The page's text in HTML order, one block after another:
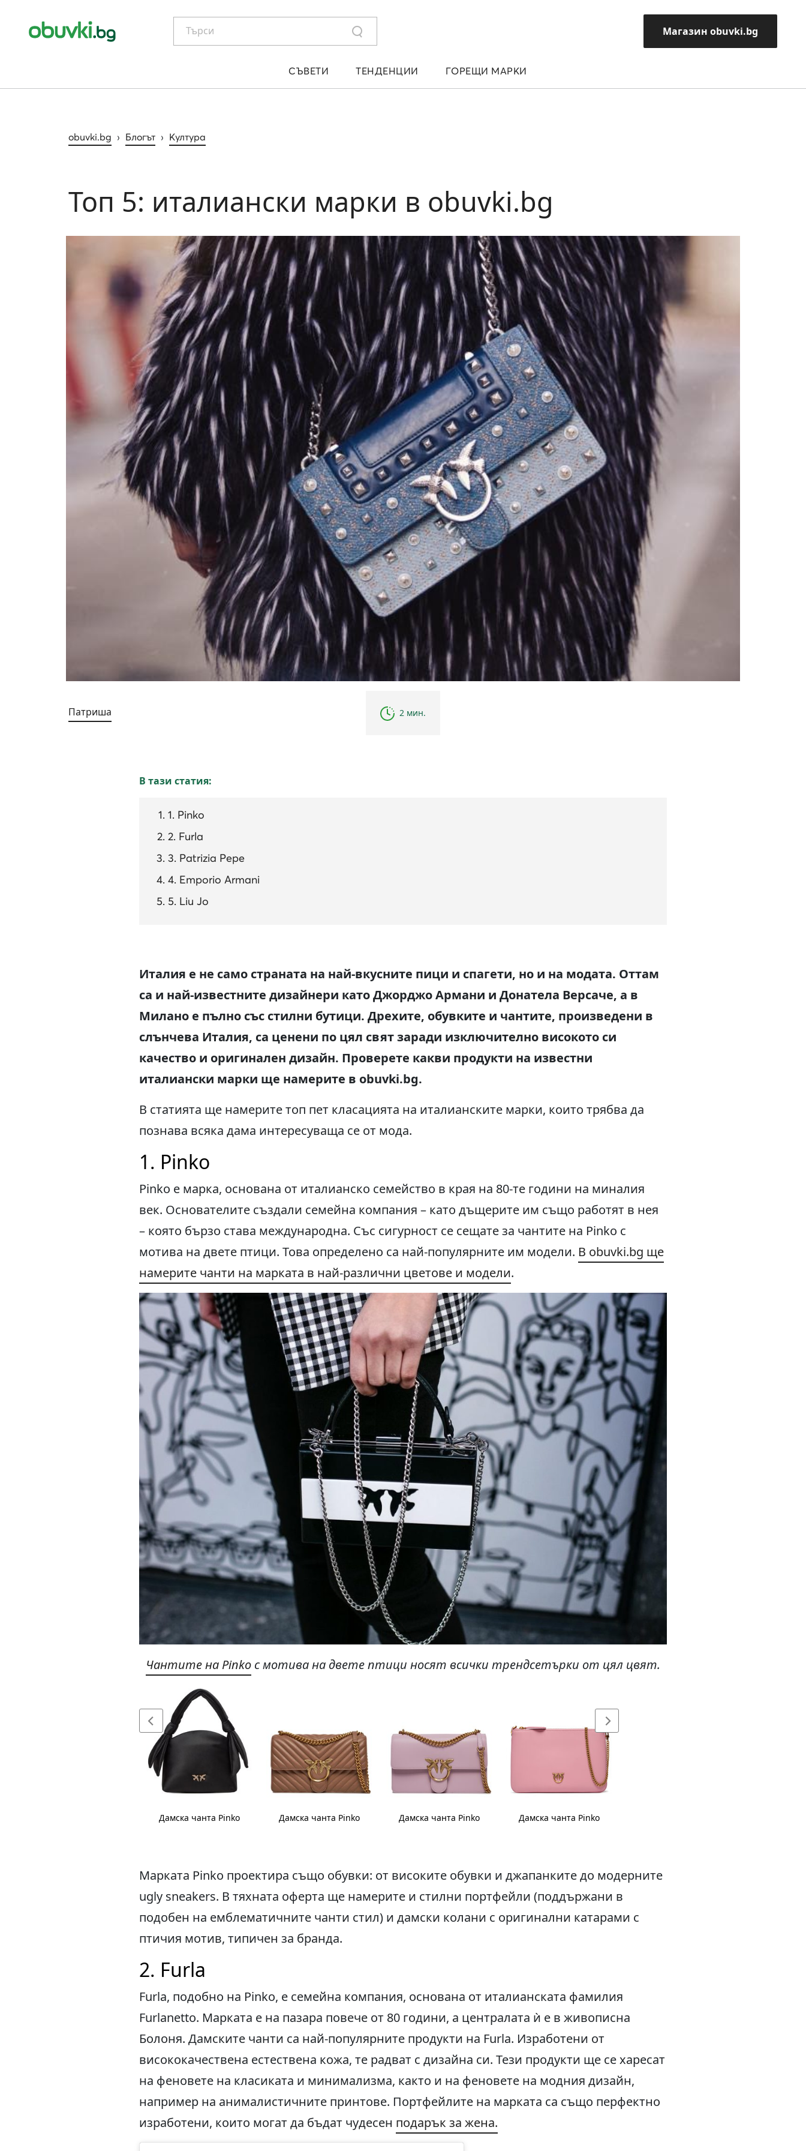
Търси Магазин obuvki.bg
СЪВЕТИ ТЕНДЕНЦИИ ГОРЕЩИ МАРКИ
obuvki.bg › Блогът › Култура
Топ 5: италиански марки в obuvki.bg
Патриша 2 мин.
В тази статия:
1. Pinko
2. Furla
3. Patrizia Pepe
4. Emporio Armani
5. Liu Jo
Италия е не само страната на най-вкусните пици и спагети, но и на модата. Оттам
са и най-известните дизайнери като Джорджо Армани и Донатела Версаче, а в
Милано е пълно със стилни бутици. Дрехите, обувките и чантите, произведени в
слънчева Италия, са ценени по цял свят заради изключително високото си
качество и оригинален дизайн. Проверете какви продукти на известни
италиански марки ще намерите в obuvki.bg.
В статията ще намерите топ пет класацията на италианските марки, които трябва да
познава всяка дама интересуваща се от мода.
1. Pinko
Pinko е марка, основана от италианско семейство в края на 80-те години на миналия
век. Основателите създали семейна компания – като дъщерите им също работят в нея
– която бързо става международна. Със сигурност се сещате за чантите на Pinko с
мотива на двете птици. Това определено са най-популярните им модели. В obuvki.bg ще
намерите чанти на марката в най-различни цветове и модели.
Чантите на Pinko с мотива на двете птици носят всички трендсетърки от цял цвят.
Дамска чанта Pinko Дамска чанта Pinko Дамска чанта Pinko Дамска чанта Pinko
Марката Pinko проектира също обувки: от високите обувки и джапанките до модерните
ugly sneakers. В тяхната оферта ще намерите и стилни портфейли (поддържани в
подобен на емблематичните чанти стил) и дамски колани с оригинални катарами с
птичия мотив, типичен за бранда.
2. Furla
Furla, подобно на Pinko, е семейна компания, основана от италианската фамилия
Furlanetto. Марката е на пазара повече от 80 години, а централата ѝ е в живописна
Болоня. Дамските чанти са най-популярните продукти на Furla. Изработени от
висококачествена естествена кожа, те радват с дизайна си. Тези продукти ще се харесат
на феновете на класиката и минимализма, както и на феновете на модния дизайн,
например на анималистичните принтове. Портфейлите на марката са също перфектно
изработени, които могат да бъдат чудесен подарък за жена.